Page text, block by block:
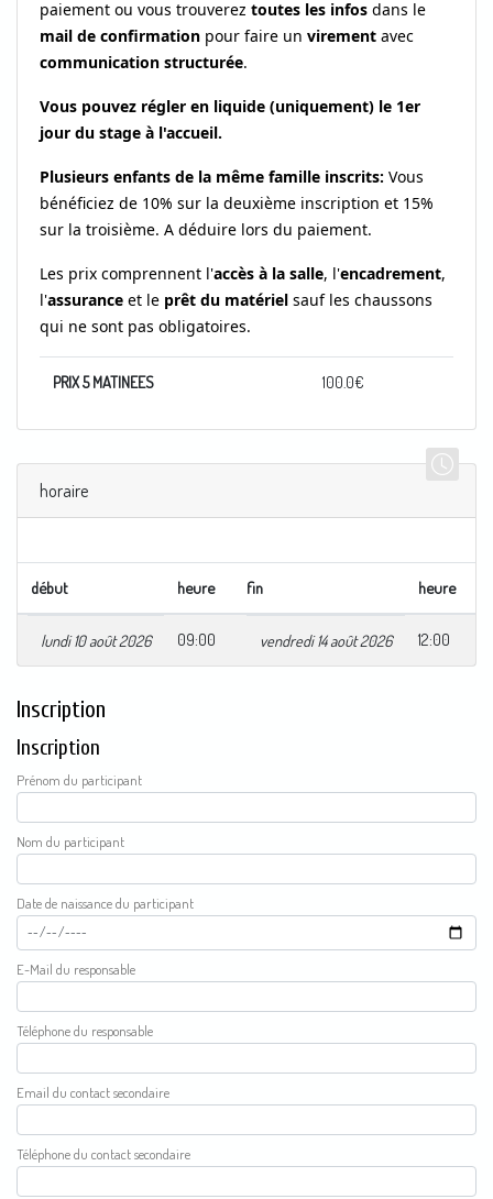
paiement ou vous trouverez toutes les infos dans le
mail de confirmation pour faire un virement avec
communication structurée.
Vous pouvez régler en liquide (uniquement) le 1er
jour du stage à l'accueil.
Plusieurs enfants de la même famille inscrits: Vous
bénéficiez de 10% sur la deuxième inscription et 15%
sur la troisième. A déduire lors du paiement.
Les prix comprennent l'accès à la salle, l'encadrement,
l'assurance et le prêt du matériel sauf les chaussons
qui ne sont pas obligatoires.
PRIX 5 MATINEES 100.0€
horaire
début heure fin heure
lundi 10 août 2026 09:00 vendredi 14 août 2026 12:00
Inscription
Inscription
Prénom du participant
Nom du participant
Date de naissance du participant
e-Mail du responsable
téléphone du responsable
email du contact secondaire
téléphone du contact secondaire